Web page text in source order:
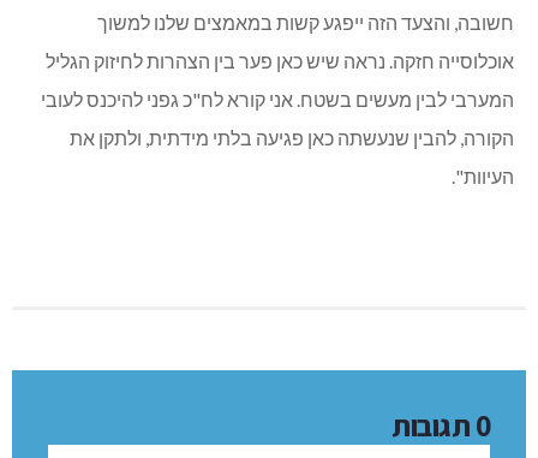
חשובה, והצעד הזה ייפגע קשות במאמצים שלנו למשוך
אוכלוסייה חזקה. נראה שיש כאן פער בין הצהרות לחיזוק הגליל
המערבי לבין מעשים בשטח. אני קורא לח"כ גפני להיכנס לעובי
הקורה, להבין שנעשתה כאן פגיעה בלתי מידתית, ולתקן את
העיוות".
0 תגובות